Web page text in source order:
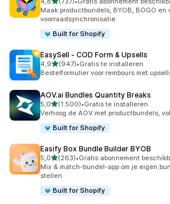
737 recensies in totaal
Maak productbundels, BYOB, BOGO en
voorraadsynchronisatie
Built for Shopify
EasySell ‑ COD Form & Upsells
4,9van 5 sterren
(947)
947 recensies in totaal
•Gratis te installeren
Bestelformulier voor rembours met
AOV.ai Bundles Quantity Breaks
5,0van 5 sterren
(1.500)
1500 recensies in totaal
•Gratis te installeren
Verhoog de AOV met productbundels,
Built for Shopify
Easify Box Bundle Builder BYOB
5,0van 5 sterren
(263)
263 recensies in totaal
•Gratis abonnement
Mix & match-bundel-app om je eigen
stellen
Built for Shopify